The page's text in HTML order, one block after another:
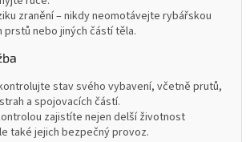
zranění – nikdy neomotávejte rybářskou
prstů nebo jiných částí těla.
stav svého vybavení, včetně prutů,
a spojovacích částí.
zajistíte nejen delší životnost
také jejich bezpečný provoz.